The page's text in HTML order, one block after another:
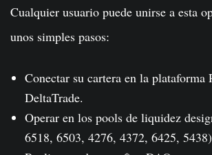
Cualquier usuario puede unirse a esta
unos simples pasos:
Conectar su cartera en la plataforma
DeltaTrade.
Operar en los pools de liquidez
6518, 6503, 4276, 4372, 6425,